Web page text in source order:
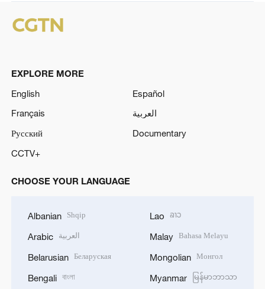
EXPLORE MORE
English
Español
Français
العربية
Русский
Documentary
CCTV+
CHOOSE YOUR LANGUAGE
Albanian Shqip
Arabic العربية
Belarusian Беларуская
Bengali বাংলা
Lao ລາວ
Malay Bahasa Melayu
Mongolian Монгол
Myanmar မြန်မာဘာသာ